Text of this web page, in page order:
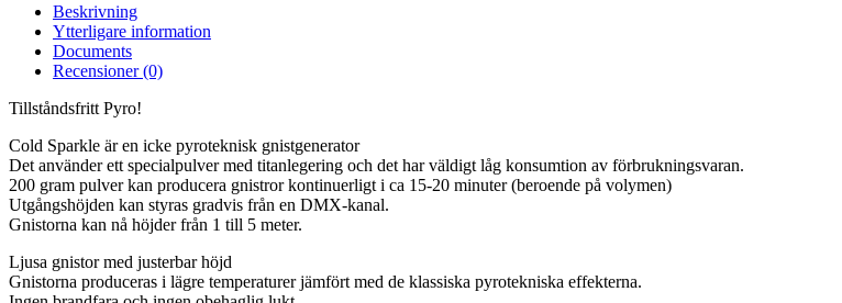
Beskrivning
Ytterligare information
Documents
Recensioner (0)
Tillståndsfritt Pyro!
Cold Sparkle är en icke pyroteknisk gnistgenerator
Det använder ett specialpulver med titanlegering och det har väldigt låg konsumtion av förbrukningsvaran.
200 gram pulver kan producera gnistror kontinuerligt i ca 15-20 minuter (beroende på volymen)
Utgångshöjden kan styras gradvis från en DMX-kanal.
Gnistorna kan nå höjder från 1 till 5 meter.
Ljusa gnistor med justerbar höjd
Gnistorna produceras i lägre temperaturer jämfört med de klassiska pyrotekniska effekterna.